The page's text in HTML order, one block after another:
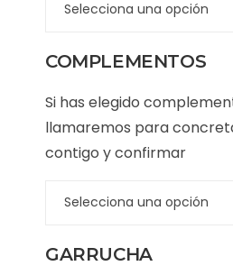
COMPLEMENTOS
Si has elegido
llamaremos para
contigo y confirmar
GARRUCHA